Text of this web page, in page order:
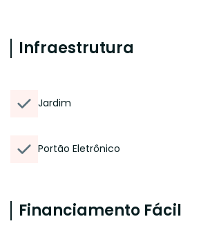
Infraestrutura
Jardim
Portão Eletrônico
Financiamento Fácil